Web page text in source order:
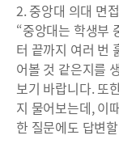
2. 중앙대 의대 면
“중앙대는 학생부
터 끝까지 여러 번
어볼 것 같은지를
보기 바랍니다. 또
지 물어보는데, 이
한 질문에도 답변